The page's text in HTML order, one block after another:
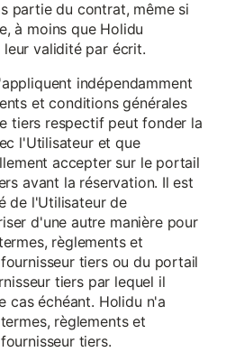
partie du contrat, même si
à moins que Holidu
validité par écrit.
indépendamment
et conditions générales
tiers respectif peut fonder la
l'Utilisateur et que
accepter sur le portail
avant la réservation. Il est
de l'Utilisateur de
d'une autre manière pour
règlements et
tiers ou du portail
tiers par lequel il
cas échéant. Holidu n'a
règlements et
tiers.